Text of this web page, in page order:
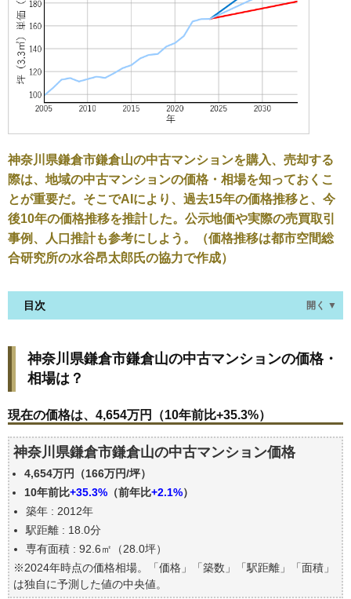
神奈川県鎌倉市鎌倉山の中古マンションを購入、売却する
際は、地域の中古マンションの価格・相場を知っておくこ
とが重要だ。そこでAIにより、過去15年の価格推移と、今
後10年の価格推移を推計した。公示地価や実際の売買取引
事例、人口推計も参考にしよう。（価格推移は都市空間総
合研究所の水谷昂太郎氏の協力で作成）
目次 開く ▼
場は？
現在の価格は、4,654万円（10年前比+35.3%）
価格を詳細に分析しよう
築年数で価格はどうなる？
神奈川県鎌倉市鎌倉山の中古マンションの過去の売
買事例
公示地価はいくら
エリアの将来性を人口予想から検討しよう
自分の年収でいくらの不動産が買える？
神奈川県鎌倉市鎌倉山の中古マンションの価格・
相場は？
現在の価格は、4,654万円（10年前比+35.3%）
神奈川県鎌倉市鎌倉山の中古マンション価格
4,654万円（166万円/坪）
10年前比+35.3% （前年比+2.1%）
築年 : 2012年
駅距離 : 18.0分
専有面積 : 92.6㎡（28.0坪）
※2024年時点の価格相場。「価格」「築数」「駅距離」「面積」
は独自に予測した値の中央値。